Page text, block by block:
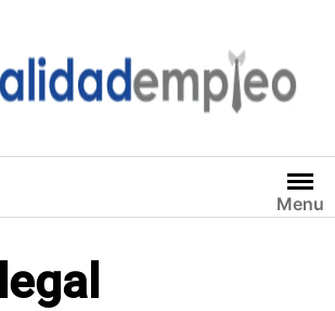
Menu